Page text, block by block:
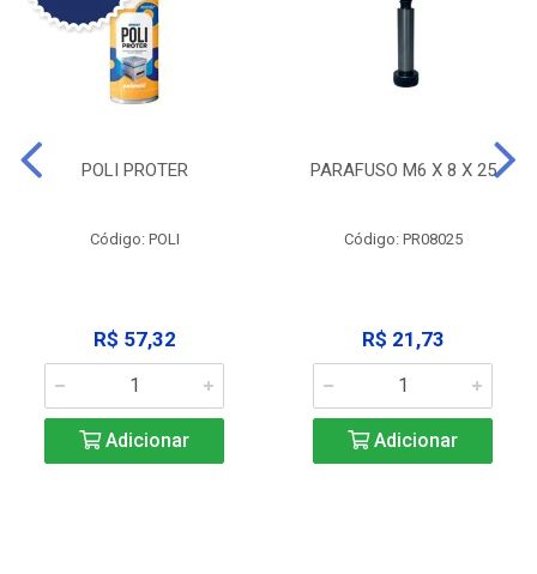
POLI PROTER
Código: POLI
R$ 57,32
Adicionar
PARAFUSO M6 X 8 X 25
Código: PR08025
R$ 21,73
Adicionar